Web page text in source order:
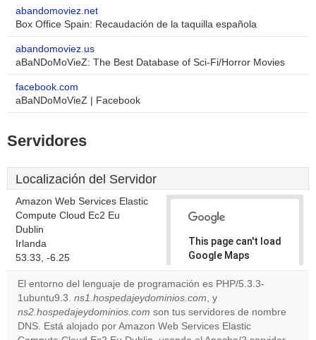
abandomoviez.net
Box Office Spain: Recaudación de la taquilla española
abandomoviez.us
aBaNDoMoVieZ: The Best Database of Sci-Fi/Horror Movies
facebook.com
aBaNDoMoVieZ | Facebook
Servidores
Localización del Servidor
Amazon Web Services Elastic
Compute Cloud Ec2 Eu
Dublin
Irlanda
53.33, -6.25
This page can't load
Google Maps
correctly.
Do you
own this
website?
OK
El entorno del lenguaje de programación es PHP/5.3.3-
1ubuntu9.3. ns1.hospedajeydominios.com, y
ns2.hospedajeydominios.com son tus servidores de nombre
DNS. Está alojado por Amazon Web Services Elastic